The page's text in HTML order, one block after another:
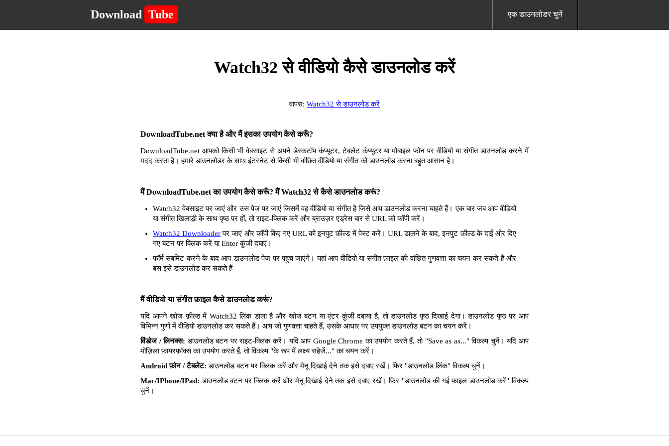
Download Tube एक डाउनलोडर चुनें
Watch32 से वीडियो कैसे डाउनलोड करें
वापस: Watch32 से डाउनलोड करें
DownloadTube.net क्या है और मैं इसका उपयोग कैसे करूँ?
DownloadTube.net आपको किसी भी वेबसाइट से अपने डेस्कटॉप कंप्यूटर, टेबलेट कंप्यूटर या मोबाइल फोन पर वीडियो या संगीत डाउनलोड करने में
मदद करता है। हमारे डाउनलोडर के साथ इंटरनेट से किसी भी वांछित वीडियो या संगीत को डाउनलोड करना बहुत आसान है।
मैं DownloadTube.net का उपयोग कैसे करूँ? मैं Watch32 से कैसे डाउनलोड करूं?
Watch32 वेबसाइट पर जाएं और उस पेज पर जाएं जिसमें वह वीडियो या संगीत है जिसे आप डाउनलोड करना चाहते हैं। एक बार जब आप वीडियो
या संगीत खिलाड़ी के साथ पृष्ठ पर हों, तो राइट-क्लिक करें और ब्राउज़र एड्रेस बार से URL को कॉपी करें।
Watch32 Downloaderपर जाएं और कॉपी किए गए URL को इनपुट फ़ील्ड में पेस्ट करें। URL डालने के बाद, इनपुट फ़ील्ड के दाईं ओर दिए
गए बटन पर क्लिक करें या Enter कुंजी दबाएं।
फॉर्म सबमिट करने के बाद आप डाउनलोड पेज पर पहुंच जाएंगे। यहां आप वीडियो या संगीत फ़ाइल की वांछित गुणवत्ता का चयन कर सकते हैं और
बस इसे डाउनलोड कर सकते हैं
मैं वीडियो या संगीत फ़ाइल कैसे डाउनलोड करूं?
यदि आपने खोज फ़ील्ड में Watch32 लिंक डाला है और खोज बटन या एंटर कुंजी दबाया है, तो डाउनलोड पृष्ठ दिखाई देगा। डाउनलोड पृष्ठ पर आप
विभिन्न गुणों में वीडियो डाउनलोड कर सकते हैं। आप जो गुणवत्ता चाहते हैं, उसके आधार पर उपयुक्त डाउनलोड बटन का चयन करें।
विंडोज / लिनक्स: डाउनलोड बटन पर राइट-क्लिक करें। यदि आप Google Chrome का उपयोग करते हैं, तो "Save as as..." विकल्प चुनें। यदि आप
मोज़िला फ़ायरफ़ॉक्स का उपयोग करते हैं, तो विकल्प "के रूप में लक्ष्य सहेजें..." का चयन करें।
Android फ़ोन / टैबलेट: डाउनलोड बटन पर क्लिक करें और मेनू दिखाई देने तक इसे दबाए रखें। फिर "डाउनलोड लिंक" विकल्प चुनें।
Mac/IPhone/IPad: डाउनलोड बटन पर क्लिक करें और मेनू दिखाई देने तक इसे दबाए रखें। फिर "डाउनलोड की गई फ़ाइल डाउनलोड करें" विकल्प
चुनें।